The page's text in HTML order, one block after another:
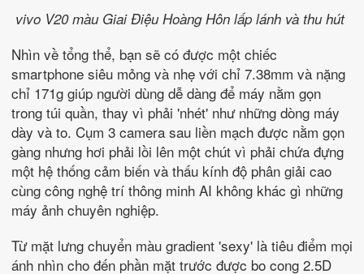
vivo V20 màu Giai Điệu Hoàng Hôn lấp lánh và thu hút
Nhìn về tổng thể, bạn sẽ có được một chiếc
smartphone siêu mỏng và nhẹ với chỉ 7.38mm và nặng
chỉ 171g giúp người dùng dễ dàng để máy nằm gọn
trong túi quần, thay vì phải 'nhét' như những dòng máy
dày và to. Cụm 3 camera sau liền mạch được nằm gọn
gàng nhưng hơi phải lồi lên một chút vì phải chứa đựng
một hệ thống cảm biến và thấu kính độ phân giải cao
cùng công nghệ trí thông minh AI không khác gì những
máy ảnh chuyên nghiệp.
Từ mặt lưng chuyển màu gradient 'sexy' là tiêu điểm mọi
ánh nhìn cho đến phần mặt trước được bo cong 2.5D